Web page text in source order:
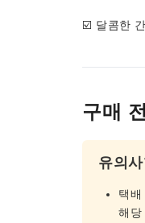
☑️ 달콤한
구매
유의
택배
해당